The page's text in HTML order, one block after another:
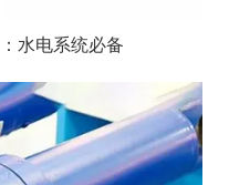
水电系统必备